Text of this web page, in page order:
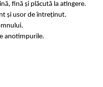
fină și plăcută la atingere.
și usor de întreținut.
anotimpurile.